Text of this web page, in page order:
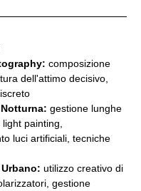
composizione
dell'attimo decisivo,
gestione lunghe
painting,
luci artificiali, tecniche
utilizzo creativo di
gestione